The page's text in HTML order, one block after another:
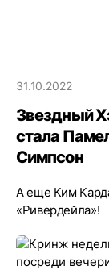
31.10.2022
Звездный
стала
Симпсон
А еще Ким
«Ривердейла»!